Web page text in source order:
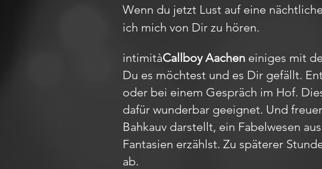
Wenn du jetzt Lust auf eine
ich mich von Dir zu hören.
intimitàCallboy Aachen einiges mit
Du es möchtest und es Dir gefällt.
oder bei einem Gespräch im Hof.
dafür wunderbar geeignet. Und
Bahkauv darstellt, ein Fabelwesen
Fantasien erzählst. Zu späterer
ab.